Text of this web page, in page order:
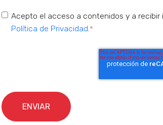
Acepto el acceso a contenidos y a
Política de Privacidad.*